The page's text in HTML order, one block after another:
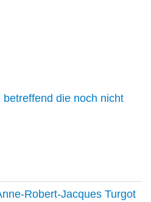
die noch nicht
Robert-Jacques Turgot